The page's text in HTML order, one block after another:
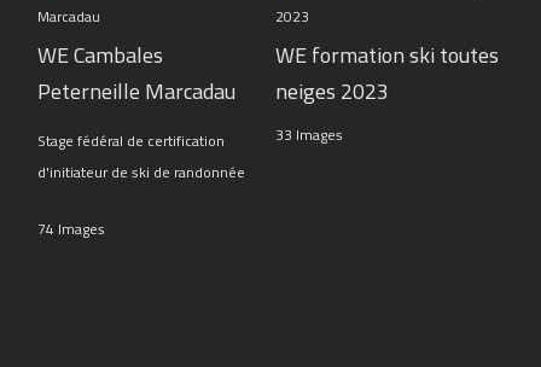
WE Cambales
Peterneille Marcadau
Stage fédéral de certification
d'initiateur de ski de randonnée
74 Images
WE formation ski toutes
neiges 2023
33 Images